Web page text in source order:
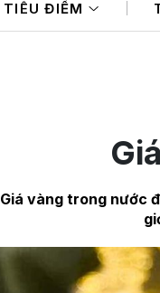
TIÊU ĐIỂM
Giá vàng trong nước